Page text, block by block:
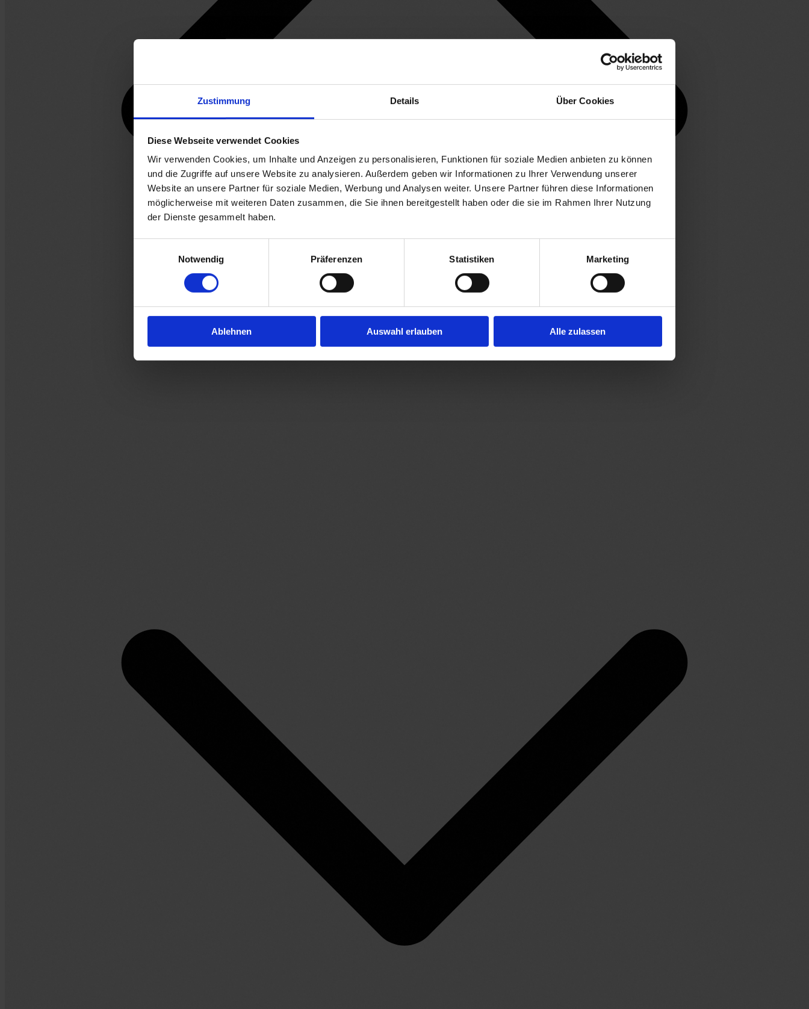
Zustimmung Details Über Cookies
Diese Webseite verwendet Cookies
Wir verwenden Cookies, um Inhalte und Anzeigen zu personalisieren, Funktionen für soziale Medien anbieten zu können
und die Zugriffe auf unsere Website zu analysieren. Außerdem geben wir Informationen zu Ihrer Verwendung unserer
Website an unsere Partner für soziale Medien, Werbung und Analysen weiter. Unsere Partner führen diese Informationen
möglicherweise mit weiteren Daten zusammen, die Sie ihnen bereitgestellt haben oder die sie im Rahmen Ihrer Nutzung
der Dienste gesammelt haben.
Notwendig
Präferenzen Statistiken Marketing
Ablehnen Auswahl erlauben Alle zulassen